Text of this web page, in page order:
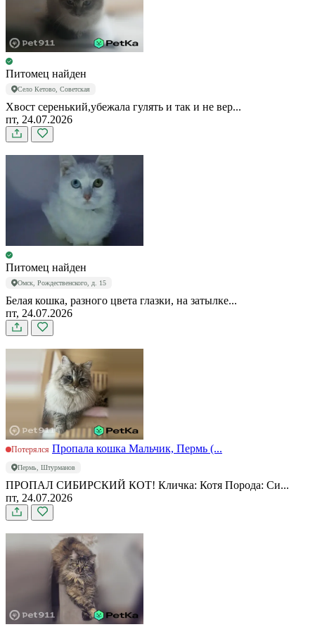
Питомец найден
Село Кетово, Советская
Хвост серенький,убежала гулять и так и не вер...
пт, 24.07.2026
Питомец найден
Омск, Рождественского, д. 15
Белая кошка, разного цвета глазки, на затылке...
пт, 24.07.2026
Потерялся Пропала кошка Мальчик, Пермь (...
Пермь, Штурманов
ПРОПАЛ СИБИРСКИЙ КОТ! Кличка: Котя Порода: Си...
пт, 24.07.2026